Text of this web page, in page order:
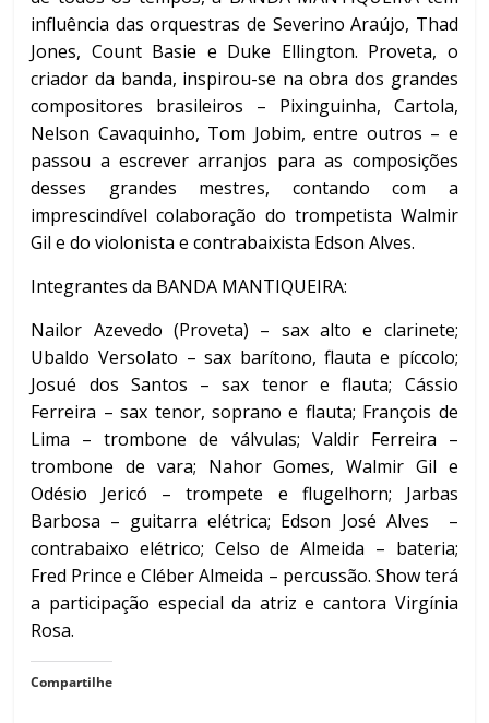
influência das orquestras de Severino Araújo, Thad
Jones, Count Basie e Duke Ellington. Proveta, o
criador da banda, inspirou-se na obra dos grandes
compositores brasileiros – Pixinguinha, Cartola,
Nelson Cavaquinho, Tom Jobim, entre outros – e
passou a escrever arranjos para as composições
desses grandes mestres, contando com a
imprescindível colaboração do trompetista Walmir
Gil e do violonista e contrabaixista Edson Alves.
Integrantes da BANDA MANTIQUEIRA:
Nailor Azevedo (Proveta) – sax alto e clarinete;
Ubaldo Versolato – sax barítono, flauta e píccolo;
Josué dos Santos – sax tenor e flauta; Cássio
Ferreira – sax tenor, soprano e flauta; François de
Lima – trombone de válvulas; Valdir Ferreira –
trombone de vara; Nahor Gomes, Walmir Gil e
Odésio Jericó – trompete e flugelhorn; Jarbas
Barbosa – guitarra elétrica; Edson José Alves –
contrabaixo elétrico; Celso de Almeida – bateria;
Fred Prince e Cléber Almeida – percussão. Show terá
a participação especial da atriz e cantora Virgínia
Rosa.
Compartilhe